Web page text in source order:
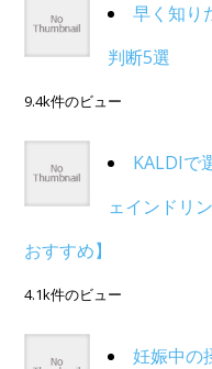
早く知り
判断5選
9.4k件のビュー
KALDIで
ェインドリ
おすすめ】
4.1k件のビュー
妊娠中の